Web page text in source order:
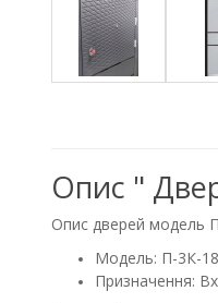
Опис "
Опис дверей модель
Модель: П-3К-
Призначення: